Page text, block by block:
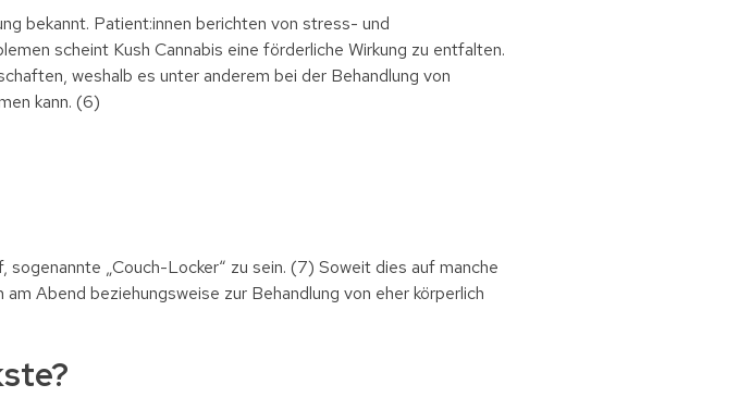
bekannt. Patient:innen berichten von stress- und
scheint Kush Cannabis eine förderliche Wirkung zu entfalten.
weshalb es unter anderem bei der Behandlung von
kann. (6)
„Couch-Locker“ zu sein. (7) Soweit dies auf manche
Abend beziehungsweise zur Behandlung von eher körperlich